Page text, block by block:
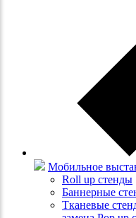
Мобильное
Roll up стенды
Баннерные
Тканевые